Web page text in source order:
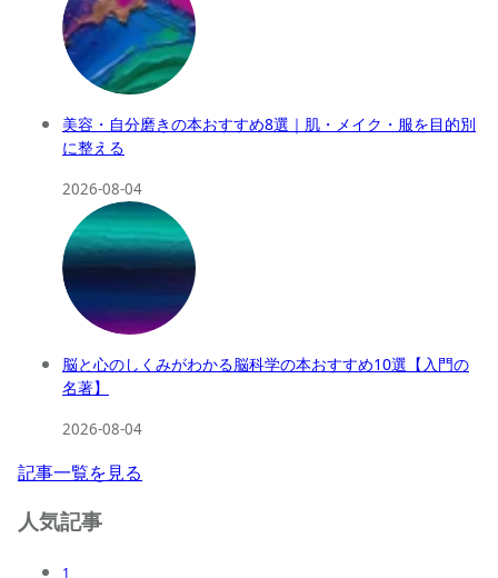
美容・自分磨きの本おすすめ8選｜肌・メイク・服を目的別
に整える
2026-08-04
脳と心のしくみがわかる脳科学の本おすすめ10選【入門の
名著】
2026-08-04
記事一覧を見る
人気記事
1